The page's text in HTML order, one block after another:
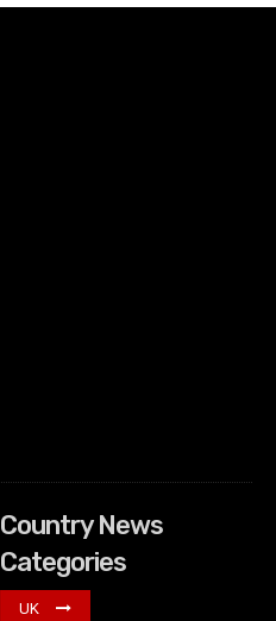
Country News
Categories
UK